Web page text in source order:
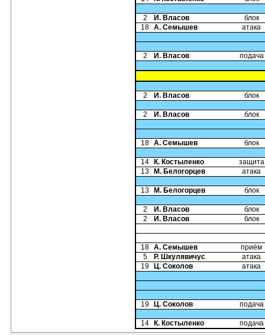
2 И. Власов
блок
18 А. Семышев атака
2 И. Власов подача
2 И. Власов блок
2 И. Власов блок
18 А. Семышев блок
14 К. Костыленко
защита
13
М. Белогорцев атака
13 М. Белогорцев блок
2 И. Власов
блок
2
И. Власов блок
18 А. Семышев
приём
5
Р. Шкулявичус
атака
19
Ц. Соколов атака
19 Ц. Соколов подача
14 К. Костыленко подача